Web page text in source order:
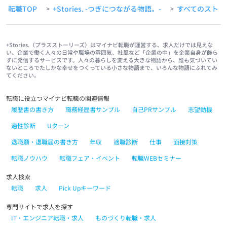
転職TOP > +Stories. -つぎにつながる物語。- > すべてのスト
+Stories.（プラスストーリーズ）はマイナビ転職が運営する、求人だけでは見えな
い、企業で働く人々の日常や職場の雰囲気、社風など「企業の中」を企業自身が飾ら
ずに発信するサービスです。人々の暮らしを変える大きな物語から、誰も気づいてい
ないところでたしかな幸せをつくっている小さな物語まで、いろんな物語にふれてみ
てください。
転職に役立つマイナビ転職の関連情報
履歴書の書き方
職務経歴書サンプル 自己PRサンプル
志望動機
適性診断
Uターン
退職願・退職届の書き方
年収 適職診断 仕事
面接対策
転職ノウハウ
転職フェア・イベント 転職WEBセミナー
求人検索
転職
求人 Pick Upキーワード
専門サイトで求人を探す
IT・エンジニア転職・求人
ものづくり転職・求人